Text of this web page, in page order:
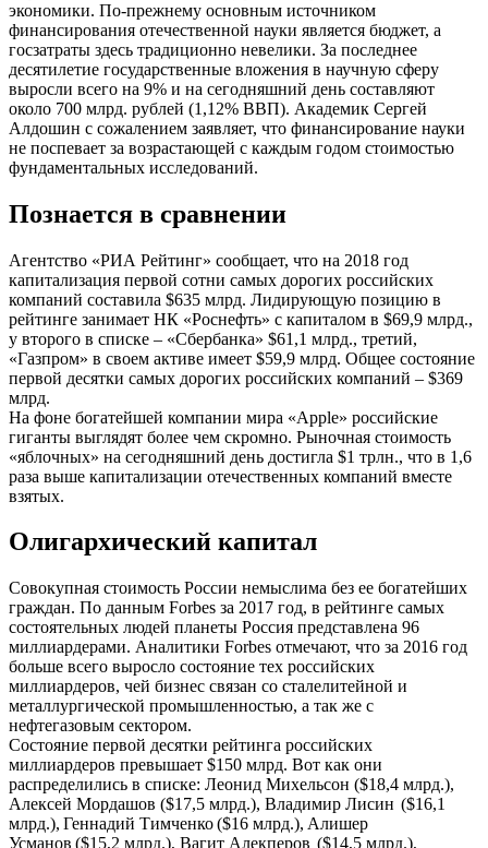
экономики. По-прежнему основным источником
финансирования отечественной науки является бюджет, а
госзатраты здесь традиционно невелики. За последнее
десятилетие государственные вложения в научную сферу
выросли всего на 9% и на сегодняшний день составляют
около 700 млрд. рублей (1,12% ВВП). Академик Сергей
Алдошин с сожалением заявляет, что финансирование науки
не поспевает за возрастающей с каждым годом стоимостью
фундаментальных исследований.
Познается в сравнении
Агентство «РИА Рейтинг» сообщает, что на 2018 год
капитализация первой сотни самых дорогих российских
компаний составила $635 млрд. Лидирующую позицию в
рейтинге занимает НК «Роснефть» с капиталом в $69,9 млрд.,
у второго в списке – «Сбербанка» $61,1 млрд., третий,
«Газпром» в своем активе имеет $59,9 млрд. Общее состояние
первой десятки самых дорогих российских компаний – $369
млрд.
На фоне богатейшей компании мира «Apple» российские
гиганты выглядят более чем скромно. Рыночная стоимость
«яблочных» на сегодняшний день достигла $1 трлн., что в 1,6
раза выше капитализации отечественных компаний вместе
взятых.
Олигархический капитал
Совокупная стоимость России немыслима без ее богатейших
граждан. По данным Forbes за 2017 год, в рейтинге самых
состоятельных людей планеты Россия представлена 96
миллиардерами. Аналитики Forbes отмечают, что за 2016 год
больше всего выросло состояние тех российских
миллиардеров, чей бизнес связан со сталелитейной и
металлургической промышленностью, а так же с
нефтегазовым сектором.
Состояние первой десятки рейтинга российских
миллиардеров превышает $150 млрд. Вот как они
распределились в списке: Леонид Михельсон ($18,4 млрд.),
Алексей Мордашов ($17,5 млрд.), Владимир Лисин ($16,1
млрд.), Геннадий Тимченко ($16 млрд.), Алишер
Усманов ($15,2 млрд.), Вагит Алекперов ($14,5 млрд.),